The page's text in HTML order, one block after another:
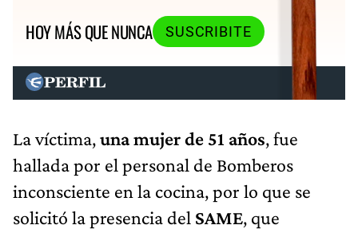
HOY MÁS QUE NUNCA
SUSCRIBITE
La víctima,una mujer de 51 años, fue
hallada por el personal de Bomberos
inconsciente en la cocina, por lo que se
solicitó la presencia del SAME, que